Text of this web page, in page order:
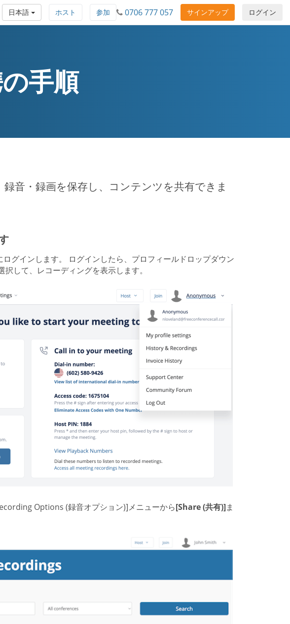
ログイン
サインアップ
0706 777 057
参加
ホスト
日本語
手順
音・録画を保存し、コンテンツを共有できま
グインします。 ログインしたら、プロフィールドロップダウン
択して、レコーディングを表示します。
Options (録音オプション)]メニューから[Share (共有)]ま